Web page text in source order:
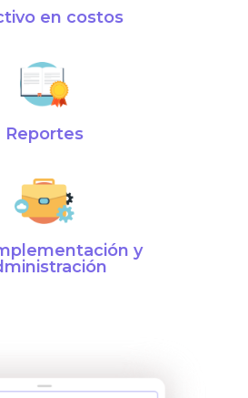
en costos
Reportes
y